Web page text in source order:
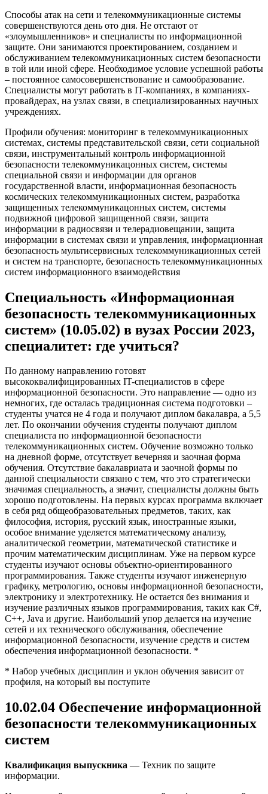
Способы атак на сети и телекоммуникационные системы
совершенствуются день ото дня. Не отстают от
«злоумышленников» и специалисты по информационной
защите. Они занимаются проектированием, созданием и
обслуживанием телекоммуникационных систем безопасности
в той или иной сфере. Необходимое условие успешной работы
– постоянное самосовершенствование и самообразование.
Специалисты могут работать в IT-компаниях, в компаниях-
провайдерах, на узлах связи, в специализированных научных
учреждениях.
Профили обучения: мониторинг в телекоммуникационных
системах, системы представительской связи, сети социальной
связи, инструментальный контроль информационной
безопасности телекоммуникацонных систем, системы
специальной связи и информации для органов
государственной власти, информационная безопасность
космических телекоммуникационных систем, разработка
защищенных телекоммуникацонных систем, системы
подвижной цифровой защищенной связи, защита
информации в радиосвязи и телерадиовещании, защита
информации в системах связи и управления, информационная
безопасность мультисервисных телекоммуникационных сетей
и систем на транспорте, безопасность телекоммуникационных
систем информационного взаимодействия
Специальность «Информационная
безопасность телекоммуникационных
систем» (10.05.02) в вузах России 2023,
специалитет: где учиться?
По данному направлению готовят
высококвалифицированных IT-специалистов в сфере
информационной безопасности. Это направление — одно из
немногих, где осталась традиционная система подготовки –
студенты учатся не 4 года и получают диплом бакалавра, а 5,5
лет. По окончании обучения студенты получают диплом
специалиста по информационной безопасности
телекоммуникационных систем. Обучение возможно только
на дневной форме, отсутствует вечерняя и заочная форма
обучения. Отсутствие бакалавриата и заочной формы по
данной специальности связано с тем, что это стратегически
значимая специальность, а значит, специалисты должны быть
хорошо подготовлены. На первых курсах программа включает
в себя ряд общеобразовательных предметов, таких, как
философия, история, русский язык, иностранные языки,
особое внимание уделяется математическому анализу,
аналитической геометрии, математической статистике и
прочим математическим дисциплинам. Уже на первом курсе
студенты изучают основы объектно-ориентированного
программирования. Также студенты изучают инженерную
графику, метрологию, основы информационной безопасности,
электронику и электротехнику. Не остается без внимания и
изучение различных языков программирования, таких как С#,
С++, Java и другие. Наибольший упор делается на изучение
сетей и их технического обслуживания, обеспечение
информационной безопасности, изучение средств и систем
обеспечения информационной безопасности. *
* Набор учебных дисциплин и уклон обучения зависит от
профиля, на который вы поступите
10.02.04 Обеспечение информационной
безопасности телекоммуникационных
систем
Квалификация выпускника — Техник по защите
информации.